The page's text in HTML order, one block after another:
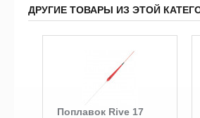
ДРУГИЕ ТОВАРЫ ИЗ ЭТОЙ
Поплавок Rive 17